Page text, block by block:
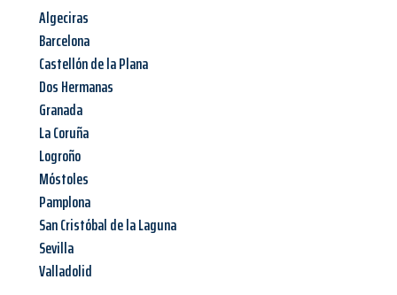
Algeciras
Barcelona
Castellón de la Plana
Dos Hermanas
Granada
La Coruña
Logroño
Móstoles
Pamplona
San Cristóbal de la Laguna
Sevilla
Valladolid